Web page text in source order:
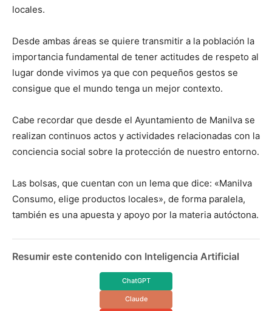
locales.
Desde ambas áreas se quiere transmitir a la población la
importancia fundamental de tener actitudes de respeto al
lugar donde vivimos ya que con pequeños gestos se
consigue que el mundo tenga un mejor contexto.
Cabe recordar que desde el Ayuntamiento de Manilva se
realizan continuos actos y actividades relacionadas con la
conciencia social sobre la protección de nuestro entorno.
Las bolsas, que cuentan con un lema que dice: «Manilva
Consumo, elige productos locales», de forma paralela,
también es una apuesta y apoyo por la materia autóctona.
Resumir este contenido con Inteligencia Artificial
ChatGPT
Claude